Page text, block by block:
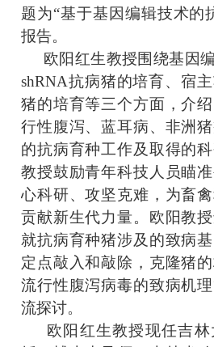
题为“基于基因编辑技术的
报告。
欧阳红生教授围绕基因
shRNA抗病猪的培育、宿
猪的培育等三个方面，介
行性腹泻、蓝耳病、非洲
的抗病育种工作及取得的
教授鼓励青年科技人员瞄
心科研、攻坚克难，为畜
贡献新生代力量。欧阳教
就抗病育种猪涉及的致病
定点敲入和敲除，克隆猪
流行性腹泻病毒的致病机
流探讨。
欧阳红生教授现任吉